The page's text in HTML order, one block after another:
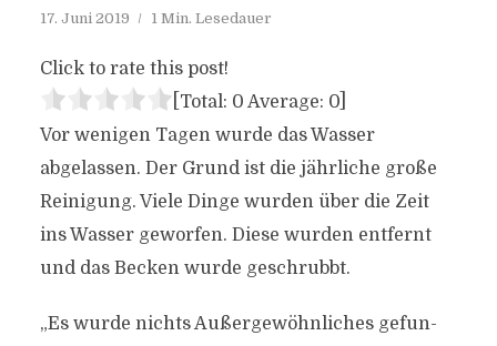
17. Juni 2019 1 Min. Lesedauer
Click to rate this post!
[Total: 0 Average: 0]
Vor wenigen Tagen wurde das Wasser
abgelassen. Der Grund ist die jährliche große
Reinigung. Viele Dinge wurden über die Zeit
ins Wasser geworfen. Diese wurden entfernt
und das Becken wurde geschrubbt.
„Es wur­de nichts Au­ßer­ge­wöhn­li­ches ge­fun­